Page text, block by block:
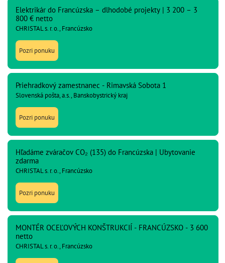
Elektrikár do Francúzska – dlhodobé projekty | 3 200 – 3
800 € netto
CHRISTAL s. r. o., Francúzsko
Pozri ponuku
Priehradkový zamestnanec - Rimavská Sobota 1
Slovenská pošta, a.s., Banskobystrický kraj
Pozri ponuku
Hľadáme zváračov CO₂ (135) do Francúzska | Ubytovanie
zdarma
CHRISTAL s. r. o., Francúzsko
Pozri ponuku
MONTÉR OCEĽOVÝCH KONŠTRUKCIÍ - FRANCÚZSKO - 3 600
netto
CHRISTAL s. r. o., Francúzsko